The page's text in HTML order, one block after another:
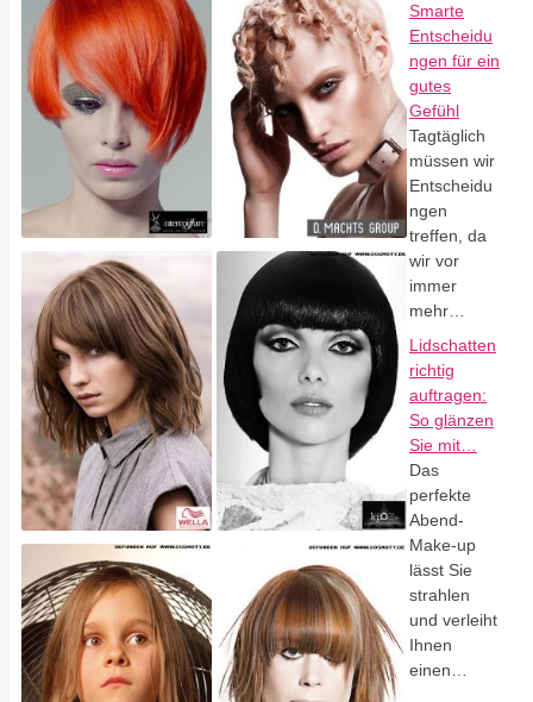
Smarte
Entscheidu
ngen für ein
gutes
Gefühl
Tagtäglich
müssen wir
Entscheidu
ngen
treffen, da
wir vor
immer
mehr…
Lidschatten
richtig
auftragen:
So glänzen
Sie mit…
Das
perfekte
Abend-
Make-up
lässt Sie
strahlen
und verleiht
Ihnen
einen…